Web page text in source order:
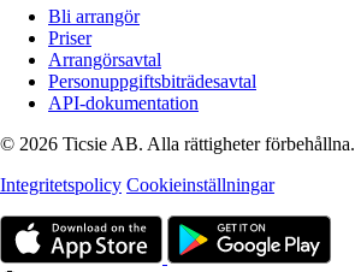
Bli arrangör
Priser
Arrangörsavtal
Personuppgiftsbiträdesavtal
API-dokumentation
© 2026 Ticsie AB. Alla rättigheter förbehållna.
Integritetspolicy Cookieinställningar